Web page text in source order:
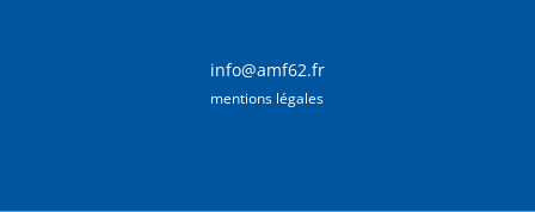
info@amf62.fr
mentions légales